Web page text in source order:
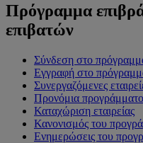
Πρόγραμμα
επιβατών
Σύνδεση στο
Εγγραφή στο
Συνεργαζόμενες
Προνόμια
Καταχώριση εταιρείας
Κανονισμός του
Ενημερώσεις του